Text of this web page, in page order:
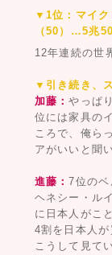
▼1位：マイク
（50）…5兆
12年連続の世
▼引き続き、
加藤：やっぱ
位には家具の
ころで、俺ら
アがいいと聞
進藤：7位の
ヘネシー・ル
に日本人がこ
4割を日本人が
こうして見て